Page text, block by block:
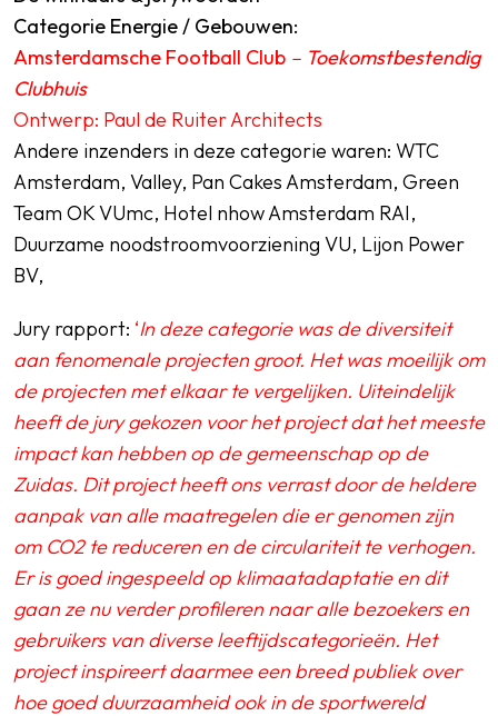
Categorie Energie / Gebouwen:
Amsterdamsche Football Club – Toekomstbestendig
Clubhuis
Ontwerp: Paul de Ruiter Architects
Andere inzenders in deze categorie waren: WTC
Amsterdam, Valley, Pan Cakes Amsterdam, Green
Team OK VUmc, Hotel nhow Amsterdam RAI,
Duurzame noodstroomvoorziening VU, Lijon Power
BV,
Jury rapport: ‘In deze categorie was de diversiteit
aan fenomenale projecten groot. Het was moeilijk om
de projecten met elkaar te vergelijken. Uiteindelijk
heeft de jury gekozen voor het project dat het meeste
impact kan hebben op de gemeenschap op de
Zuidas. Dit project heeft ons verrast door de heldere
aanpak van alle maatregelen die er genomen zijn
om CO2 te reduceren en de circulariteit te verhogen.
Er is goed ingespeeld op klimaatadaptatie en dit
gaan ze nu verder profileren naar alle bezoekers en
gebruikers van diverse leeftijdscategorieën. Het
project inspireert daarmee een breed publiek over
hoe goed duurzaamheid ook in de sportwereld